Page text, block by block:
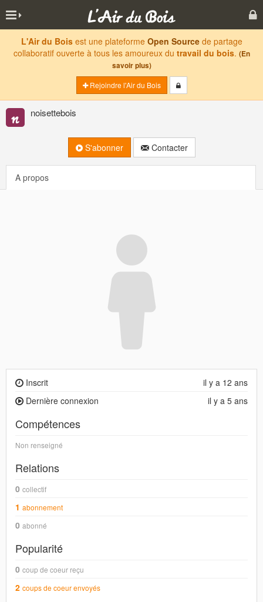
L'Air du Boisest une plateforme Open Sourcede partage
collaboratif ouverte à tous les amoureux du travail du bois. (En
savoir plus)
Rejoindre l'Air du Bois
noisettebois
S'abonner Contacter
A propos
il y a 12 ans
Inscrit
il y a 5 ans
Dernière connexion
Compétences
Non renseigné
Relations
0 collectif
1 abonnement
0 abonné
Popularité
0 coup de coeur reçu
2 coups de coeur envoyés